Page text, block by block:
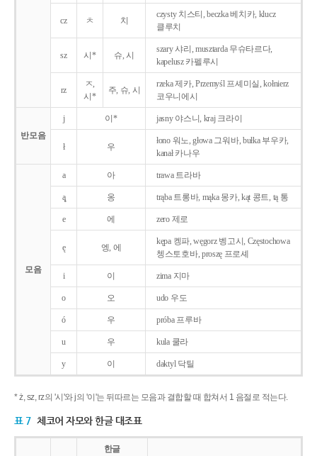
cz ㅊ 치
czysty 치스티, beczka 베치카, klucz
클루치
sz 시* 슈, 시
szary 샤리, musztarda 무슈타르다,
kapelusz 카펠루시
rz
ㅈ,
시*
주, 슈, 시
rzeka 제카, Przemyśl 프셰미실, kołnierz
코우니에시
반모음
j 이* jasny 야스니, kraj 크라이
ł 우
łono 워노, głowa 그워바, bułka 부우카,
kanał 카나우
모음
a 아 trawa 트라바
ą̨ 옹 trąba 트롱바, mąka 몽카, kąt 콩트, tą 통
e 에 zero 제로
ę 엥, 에
kępa 켕파, węgorz 벵고시, Częstochowa
쳉스토호바, proszę 프로셰
i 이 zima 지마
o 오 udo 우도
ó 우 próba 프루바
u 우 kula 쿨라
y 이 daktyl 닥틸
* ż, sz, rz의 '시'와 j의 '이'는 뒤따르는 모음과 결합할 때 합쳐서 1 음절로 적는다.
표 7 체코어 자모와 한글 대조표
한글